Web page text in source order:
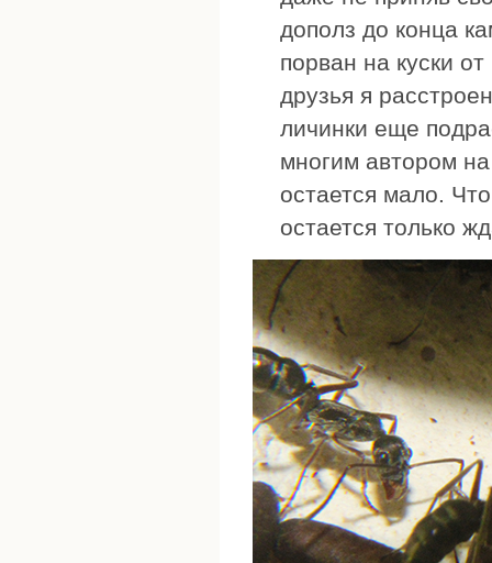
дополз до конца
порван на куски
друзья я
личинки еще
многим автором
остается мало.
остается только